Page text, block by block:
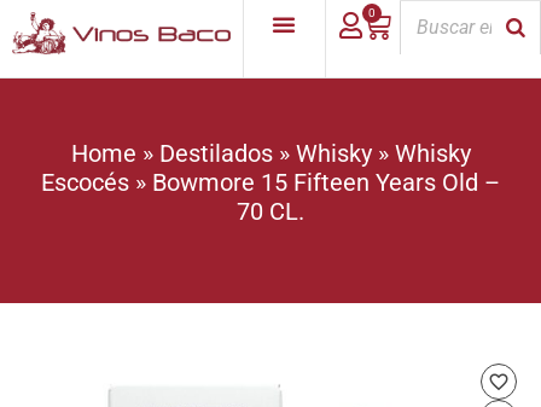
0
Home » Destilados» Whisky» Whisky
Escocés » Bowmore 15 Fifteen Years Old –
70 CL.